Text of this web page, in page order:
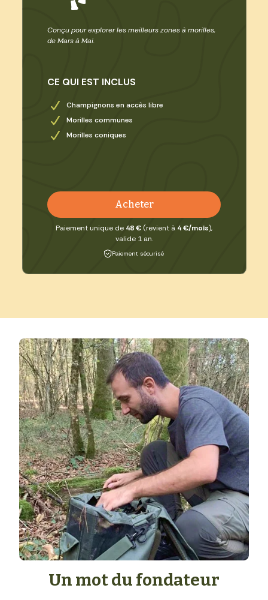
Conçu pour explorer les meilleurs zones à morilles,
de Mars à Mai.
CE QUI EST INCLUS
Champignons en accès libre
Morilles communes
Morilles coniques
Acheter
Paiement unique de 48 € (revient à 4 €/mois),
valide 1 an.
Paiement sécurisé
Un mot du fondateur